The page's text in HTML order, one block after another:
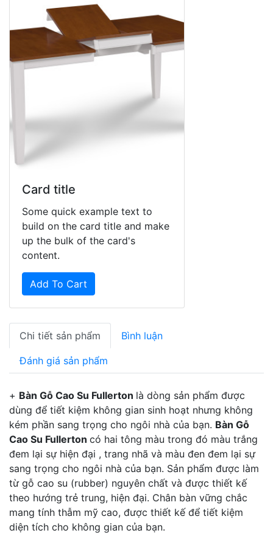
Card title
Some quick example text to
build on the card title and make
up the bulk of the card's
content.
Add To Cart
Chi tiết sản phẩm Bình luận
Đánh giá sản phẩm
+ Bàn Gỗ Cao Su Fullerton là dòng sản phẩm được
dùng để tiết kiệm không gian sinh hoạt nhưng không
kém phần sang trọng cho ngôi nhà của bạn. Bàn Gỗ
Cao Su Fullerton có hai tông màu trong đó màu trắng
đem lại sự hiện đại , trang nhã và màu đen đem lại sự
sang trọng cho ngôi nhà của bạn. Sản phẩm được làm
từ gỗ cao su (rubber) nguyên chất và được thiết kế
theo hướng trẻ trung, hiện đại. Chân bàn vững chắc
mang tính thẫm mỹ cao, được thiết kế để tiết kiệm
diện tích cho không gian của bạn.